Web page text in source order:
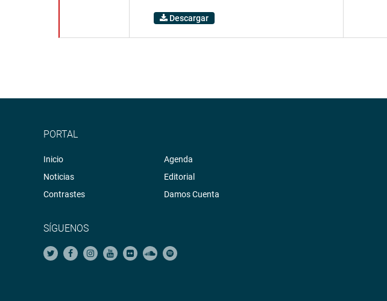
Descargar
PORTAL
Inicio
Noticias
Contrastes
Agenda
Editorial
Damos Cuenta
SÍGUENOS